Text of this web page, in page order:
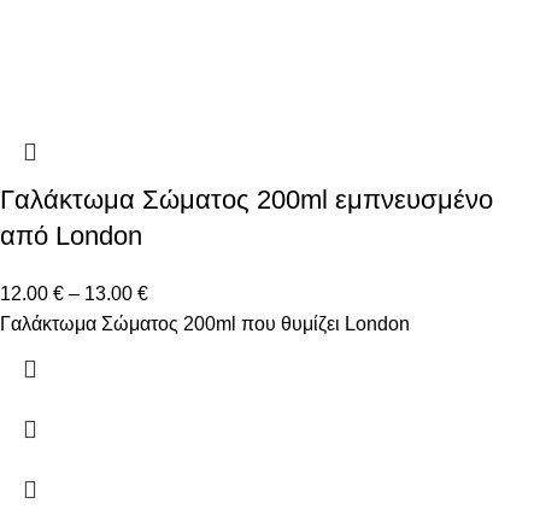
Γαλάκτωμα Σώματος 200ml εμπνευσμένο
από London
12.00 € – 13.00 €
Γαλάκτωμα Σώματος 200ml που θυμίζει London